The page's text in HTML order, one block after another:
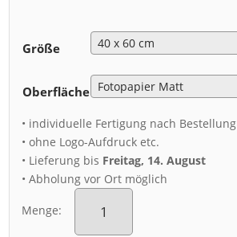
Größe
Oberfläche
• individuelle Fertigung nach Bestellung
• ohne Logo-Aufdruck etc.
• Lieferung bis Freitag, 14. August
• Abholung vor Ort möglich
Menge:
Poster
(01612)